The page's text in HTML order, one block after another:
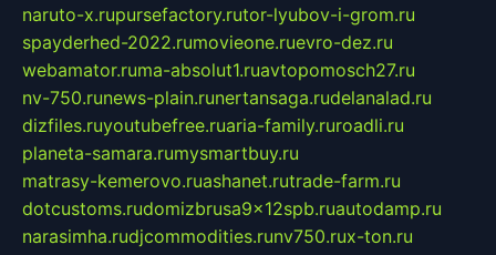
naruto-x.rupursefactory.rutor-lyubov-i-grom.ru
spayderhed-2022.rumovieone.ruevro-dez.ru
webamator.ruma-absolut1.ruavtopomosch27.ru
nv-750.runews-plain.runertansaga.rudelanalad.ru
dizfiles.ruyoutubefree.ruaria-family.ruroadli.ru
planeta-samara.rumysmartbuy.ru
matrasy-kemerovo.ruashanet.rutrade-farm.ru
dotcustoms.rudomizbrusa9x12spb.ruautodamp.ru
narasimha.rudjcommodities.runv750.rux-ton.ru